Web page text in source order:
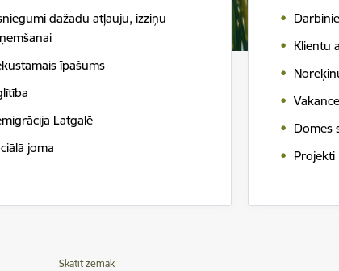
dažādu atļauju, izziņu
īpašums
Latgalē
joma
Klientu
Domes
Projekti
Skatīt zemāk